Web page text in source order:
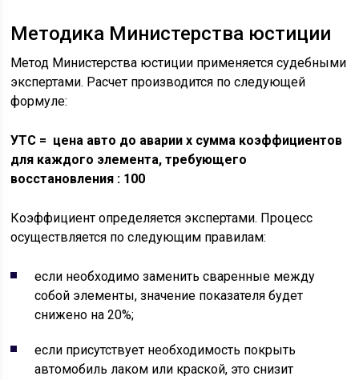
Методика Министерства юстиции
Метод Министерства юстиции применяется судебными
экспертами. Расчет производится по следующей
формуле:
УТС = цена авто до аварии х сумма коэффициентов
для каждого элемента, требующего
восстановления : 100
Коэффициент определяется экспертами. Процесс
осуществляется по следующим правилам:
если необходимо заменить сваренные между
собой элементы, значение показателя будет
снижено на 20%;
если присутствует необходимость покрыть
автомобиль лаком или краской, это снизит